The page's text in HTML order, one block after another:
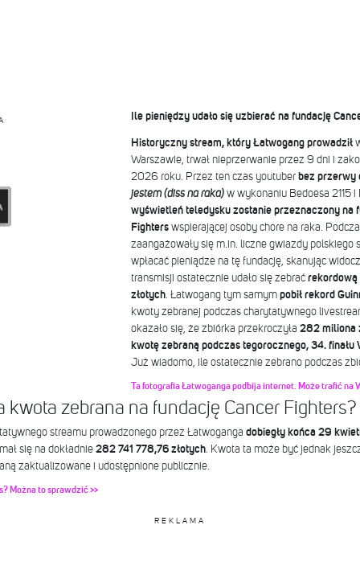
Ile pieniędzy udało się uzbierać na fundację
Historyczny stream, który Łatwogang prowadził
Warszawie, trwał nieprzerwanie przez 9 dni i
2026 roku. Przez ten czas youtuber bez przerwy
jestem (diss na raka) w wykonaniu Bedoesa 2115
wyświetleń teledysku zostanie przeznaczony na
Fighterswspierającej osoby chore na raka.
zaangażowały się m.in. liczne gwiazdy polskiego
wpłacać pieniądze na tę fundację, skanując
transmisji ostatecznie udało się zebrać rekordową
złotych. Łatwogang tym samympobił rekord
kwoty zebranej podczas charytatywnego
okazało się, że zbiórka przekroczyła 282 miliona
kwotę zebraną podczas tegorocznego, 34. finału
Już wiadomo, ile ostatecznie zebrano podczas
Ta fotografia Łatwoganga podbija internet. Może trafić na
kwota zebrana na fundację Cancer Fighters?
streamu prowadzonego przez Łatwoganga dobiegły końca 29
się na dokładnie282 741 778,76 złotych. Kwota ta może być jednak
zaktualizowane i udostępnione publicznie.
Można to sprawdzić >>
REKLAMA